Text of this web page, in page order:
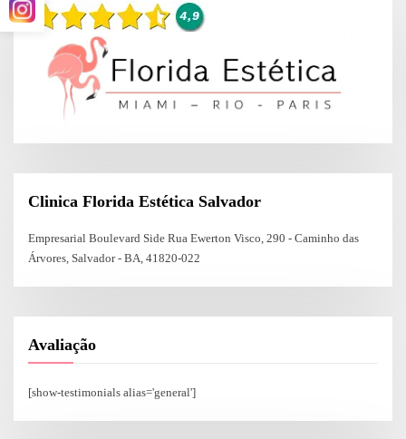
Clinica Florida Estética Salvador
Empresarial Boulevard Side Rua Ewerton Visco, 290 - Caminho das
Árvores, Salvador - BA, 41820-022
Avaliação
[show-testimonials alias='general']